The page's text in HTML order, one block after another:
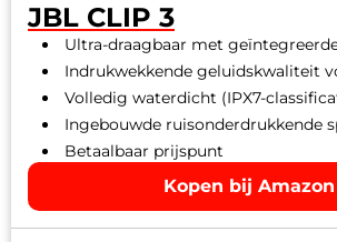
JBL CLIP 3
Ultra-draagbaar met
Indrukwekkende geluidskwaliteit
Volledig waterdicht (IPX7-
Ingebouwde ruisonderdrukkende
Betaalbaar prijspunt
Kopen bij Amazon